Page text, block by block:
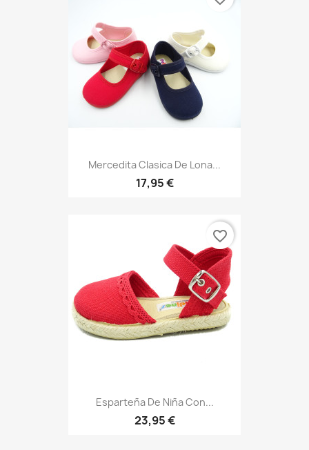
Mercedita Clasica De Lona...
17,95 €
Esparteña De Niña Con...
23,95 €
favorite_border